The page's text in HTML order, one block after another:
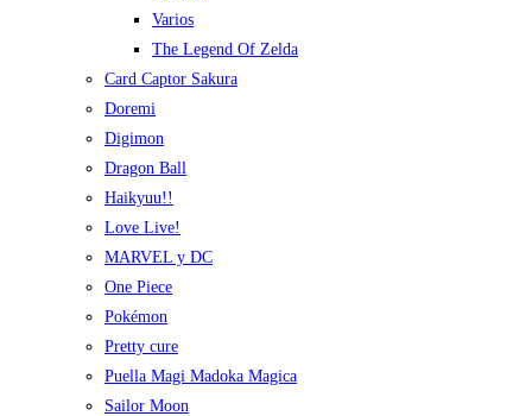
Varios
The Legend Of Zelda
Card Captor Sakura
Doremi
Digimon
Dragon Ball
Haikyuu!!
Love Live!
MARVEL y DC
One Piece
Pokémon
Pretty cure
Puella Magi Madoka Magica
Sailor Moon